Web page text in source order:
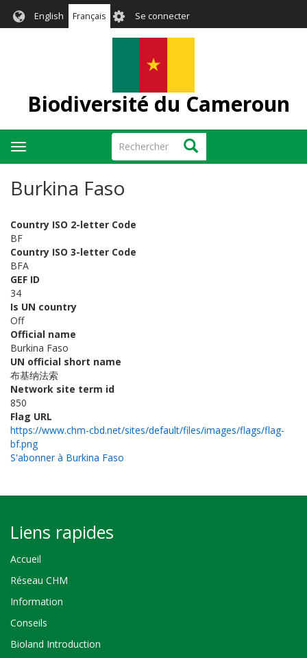
English Français User
account
Se connecter
Biodiversité du Cameroun
Rechercher Rechercher
Toggle
navigation
Burkina Faso
Country ISO 2-letter Code
BF
Country ISO 3-letter Code
BFA
GEF ID
34
Is UN country
Off
Official name
Burkina Faso
UN official short name
布基纳法索
Network site term id
850
Flag URL
https://www.chm-cbd.net/sites/default/files/images/flags/flag-
bf.png
S'abonner à Burkina Faso
Liens rapides
Accueil
Réseau CHM
Information
Conseils
Bioland Introduction